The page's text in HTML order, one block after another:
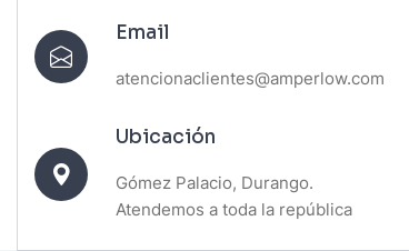
Email
atencionaclientes@amperlow.com
Ubicación
Gómez Palacio, Durango.
Atendemos a toda la república